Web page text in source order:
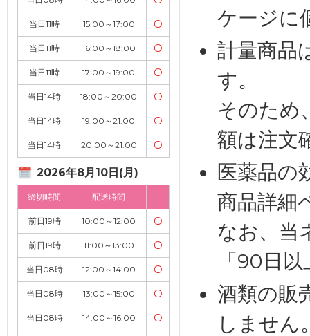
当日11時 15:00～17:00 〇
当日11時 16:00～18:00 〇
当日11時 17:00～19:00 〇
当日14時 18:00～20:00 〇
当日14時 19:00～21:00 〇
当日14時 20:00～21:00 〇
2026年8月10日(月)
締切時間 配送時間
前日19時 10:00～12:00 〇
前日19時 11:00～13:00 〇
当日08時 12:00～14:00 〇
当日08時 13:00～15:00 〇
当日08時 14:00～16:00 〇
ケージに
計量商品
す。
そのため
額は注文
医薬品の
商品詳細
なお、当
「90日
酒類の販
しません